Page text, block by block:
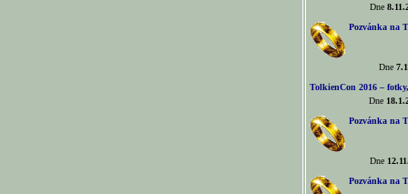
Dne
Pozvánka na
Dne
TolkienCon 2016 –
Dne
Pozvánka na
Dne
Pozvánka na